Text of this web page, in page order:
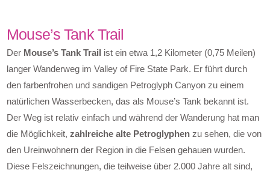
Mouse’s Tank Trail
Der Mouse’s Tank Trail ist ein etwa 1,2 Kilometer (0,75 Meilen)
langer Wanderweg im Valley of Fire State Park. Er führt durch
den farbenfrohen und sandigen Petroglyph Canyon zu einem
natürlichen Wasserbecken, das als Mouse’s Tank bekannt ist.
Der Weg ist relativ einfach und während der Wanderung hat man
die Möglichkeit, zahlreiche alte Petroglyphen zu sehen, die von
den Ureinwohnern der Region in die Felsen gehauen wurden.
Diese Felszeichnungen, die teilweise über 2.000 Jahre alt sind,